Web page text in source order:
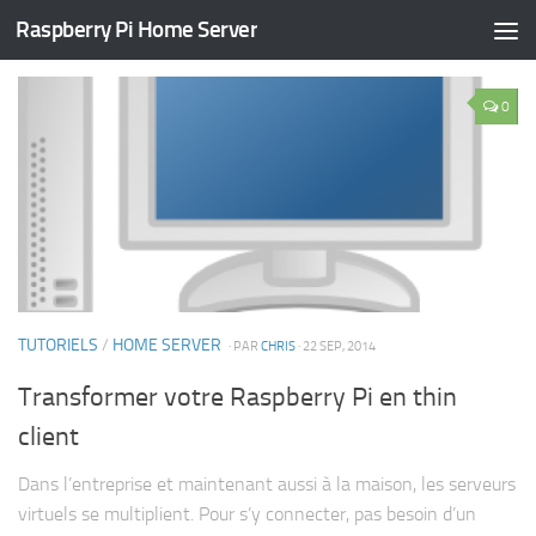
Raspberry Pi Home Server
CATÉGORIE :TUTORIELS
0
TUTORIELS / HOME SERVER · PAR CHRIS · 22 SEP, 2014
Transformer votre Raspberry Pi en thin
client
Dans l’entreprise et maintenant aussi à la maison, les serveurs
virtuels se multiplient. Pour s’y connecter, pas besoin d’un